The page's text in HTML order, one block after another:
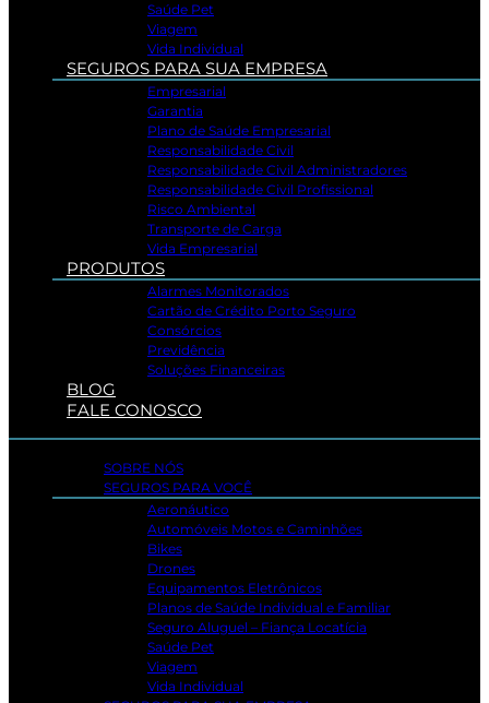
Saúde Pet
Viagem
Vida Individual
SEGUROS PARA SUA EMPRESA
Empresarial
Garantia
Plano de Saúde Empresarial
Responsabilidade Civil
Responsabilidade Civil Administradores
Responsabilidade Civil Profissional
Risco Ambiental
Transporte de Carga
Vida Empresarial
PRODUTOS
Alarmes Monitorados
Cartão de Crédito Porto Seguro
Consórcios
Previdência
Soluções Financeiras
BLOG
FALE CONOSCO
SOBRE NÓS
SEGUROS PARA VOCÊ
Aeronáutico
Automóveis Motos e Caminhões
Bikes
Drones
Equipamentos Eletrônicos
Planos de Saúde Individual e Familiar
Seguro Aluguel – Fiança Locatícia
Saúde Pet
Viagem
Vida Individual